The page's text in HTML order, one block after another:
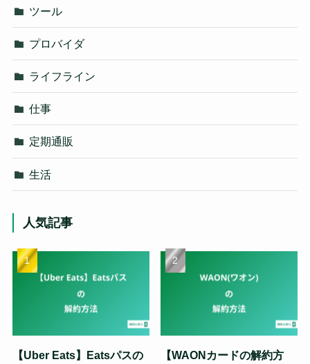
ツール
プロバイダ
ライフライン
仕事
定期通販
生活
人気記事
【Uber Eats】Eatsパスの
【WAONカードの解約方